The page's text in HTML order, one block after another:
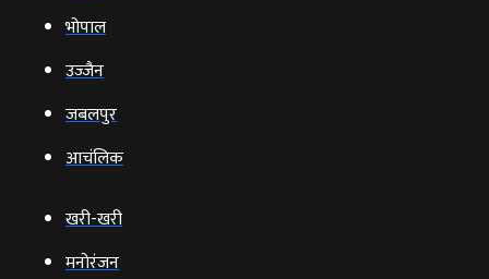
भोपाल
उज्‍जैन
जबलपुर
आचंलिक
खरी-खरी
मनोरंजन